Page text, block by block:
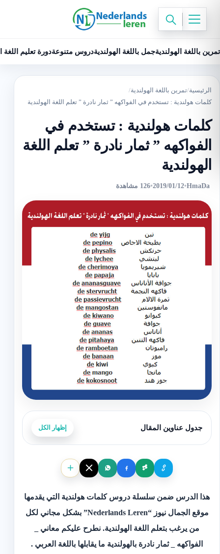
تمرين باللغة الهولنديةجمل باللغة الهولنديةدروس متنوعةدورة تعليم اللغة
الرئيسية/تمرين باللغة الهولندية/
كلمات هولندية : تستخدم في الفواكهه ” ثمار نادرة ” تعلم اللغة الهولندية
كلمات هولندية : تستخدم في
الفواكهه ” ثمار نادرة ” تعلم اللغة
الهولندية
HmaDa
•
2019/01/12
•126 مشاهدة
جدول عناوين المقال إظهار الكل
هذا الدرس ضمن سلسلة دروس كلمات هولندية التي يقدمها
موقع الجمال نيوز “Nederlands Leren” بشكل مجاني لكل
من يرغب بتعلم اللغة الهولندية. نطرح عليكم معاني _
الفواكهه _ ثمار نادرة بالهولندية ما يقابلها باللغة العربي .